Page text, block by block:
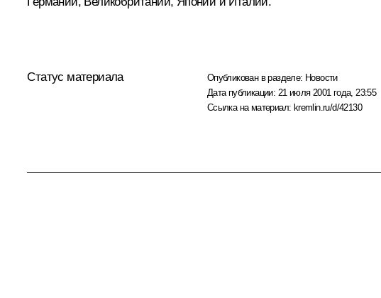
Статус материала Опубликован в разделе: Новости
Дата публикации: 21 июля 2001 года, 23:55
Ссылка на материал: kremlin.ru/d/42130